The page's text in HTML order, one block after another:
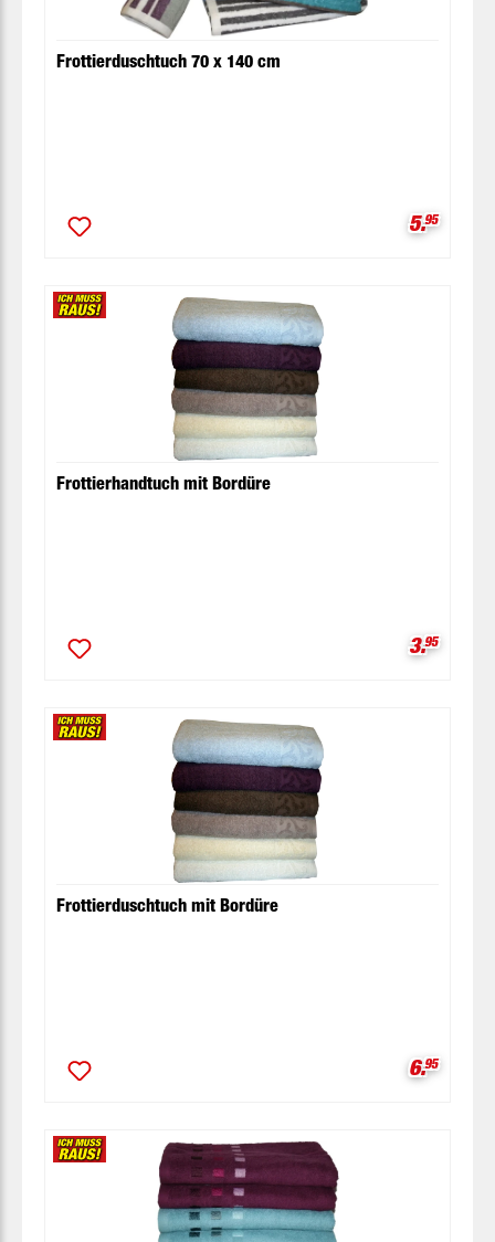
Frottierduschtuch 70 x 140 cm
5.95
Frottierhandtuch mit Bordüre
3.95
Frottierduschtuch mit Bordüre
6.95